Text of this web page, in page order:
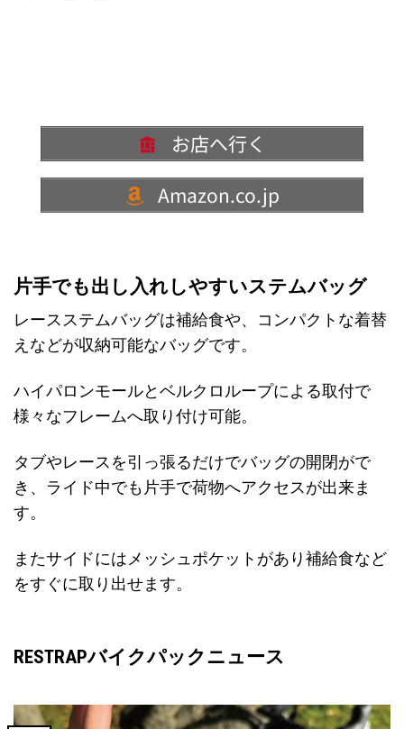
お店へ行く
Amazon.co.jp
片手でも出し入れしやすいステムバッグ
レースステムバッグは補給食や、コンパクトな着替
えなどが収納可能なバッグです。
ハイパロンモールとベルクロループによる取付で
様々なフレームへ取り付け可能。
タブやレースを引っ張るだけでバッグの開閉がで
き、ライド中でも片手で荷物へアクセスが出来ま
す。
またサイドにはメッシュポケットがあり補給食など
をすぐに取り出せます。
RESTRAPバイクパックニュース